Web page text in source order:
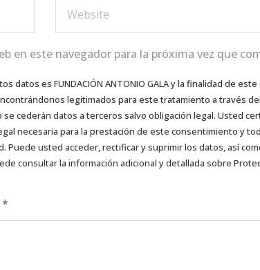
en este navegador para la próxima vez que
es FUNDACIÓN ANTONIO GALA y la finalidad de
legitimados para este tratamiento a través del
cederán datos a terceros salvo obligación legal. Usted
necesaria para la prestación de este consentimiento y
Puede usted acceder, rectificar y suprimir los datos, así
consultar la información adicional y detallada sobre
*